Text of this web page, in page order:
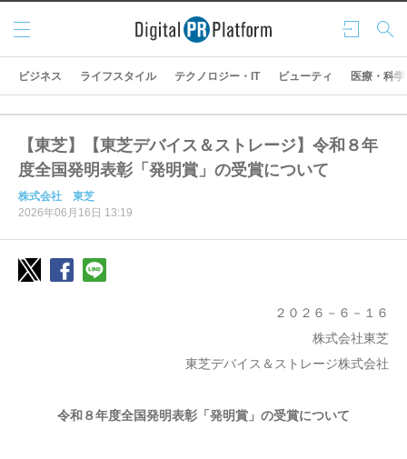
ログ
イン
検索
メニ
ュー
ビジネス ライフスタイル テクノロジー・IT ビューティ 医療・科学
【東芝】【東芝デバイス＆ストレージ】令和８年
度全国発明表彰「発明賞」の受賞について
株式会社 東芝
2026年06月16日 13:19
２０２６－６－１６
株式会社東芝
東芝デバイス＆ストレージ株式会社
令和８年度全国発明表彰「発明賞」の受賞について